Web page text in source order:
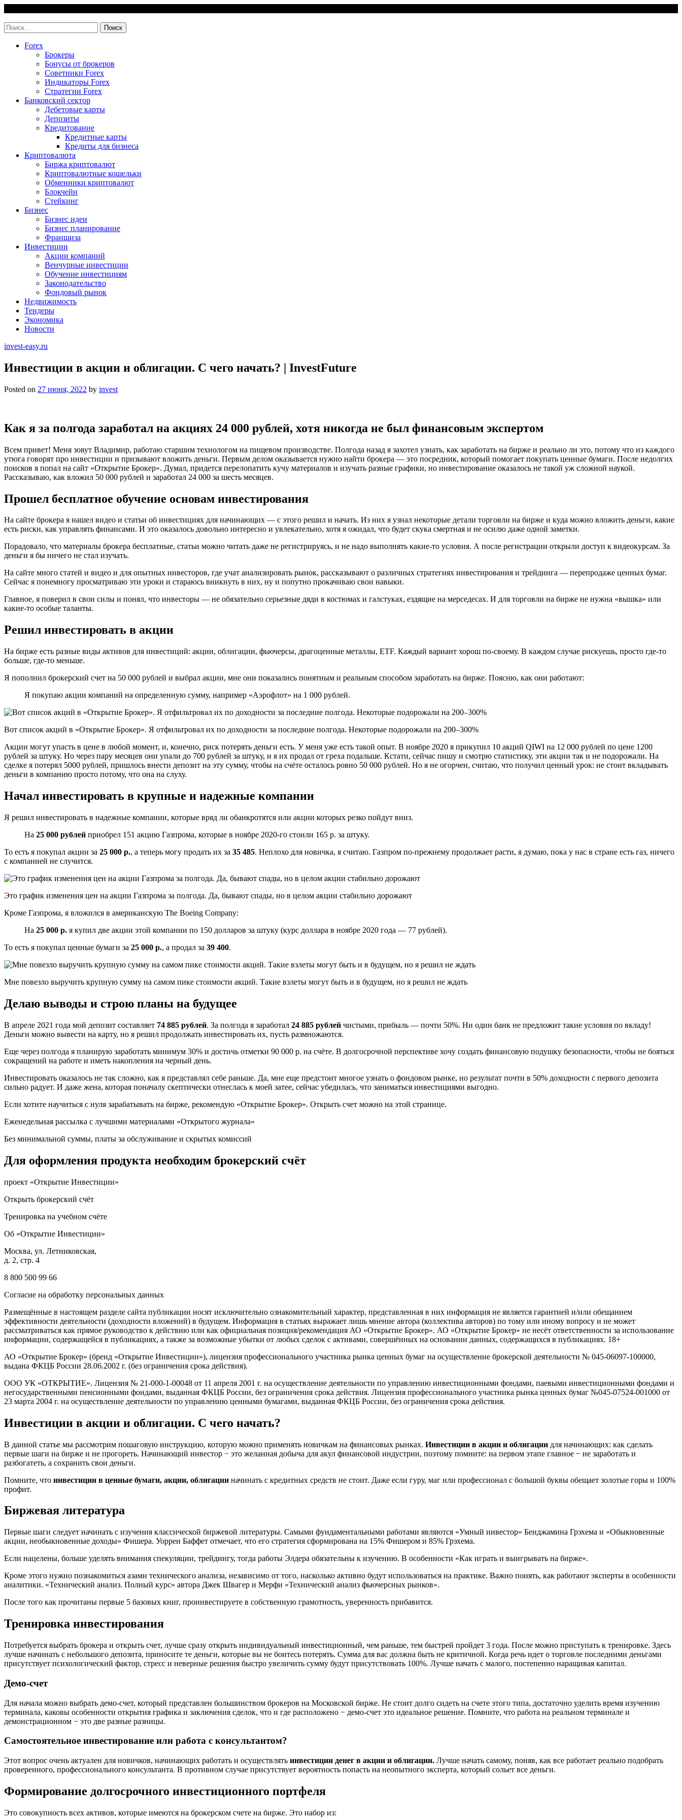
content
Найти:
Forex
Брокеры
Бонусы от брокеров
Советники Forex
Индикаторы Forex
Стратегии Forex
Банковский сектор
Дебетовые карты
Депозиты
Кредитование
Кредитные карты
Кредиты для бизнеса
Криптовалюта
Биржа криптовалют
Криптовалютные кошельки
Обменники криптовалют
Блокчейн
Стейкинг
Бизнес
Бизнес идеи
Бизнес планирование
Франшиза
Инвестиции
Акции компаний
Венчурные инвестиции
Обучение инвестициям
Законодательство
Фондовый рынок
Недвижимость
Тендеры
Экономика
Новости
invest-easy.ru
Инвестиции в акции и облигации. С чего начать? | InvestFuture
Posted on 27 июня, 2022 by invest
Как я за полгода заработал на акциях 24 000 рублей, хотя никогда не был финансовым экспертом
Всем привет! Меня зовут Владимир, работаю старшим технологом на пищевом производстве. Полгода назад я захотел узнать, как заработать на бирже и реально ли это, потому что из каждого
утюга говорят про инвестиции и призывают вложить деньги. Первым делом оказывается нужно найти брокера — это посредник, который помогает покупать ценные бумаги. После недолгих
поисков я попал на сайт «Открытие Брокер». Думал, придется перелопатить кучу материалов и изучать разные графики, но инвестирование оказалось не такой уж сложной наукой.
Рассказываю, как вложил 50 000 рублей и заработал 24 000 за шесть месяцев.
Прошел бесплатное обучение основам инвестирования
На сайте брокера я нашел видео и статьи об инвестициях для начинающих — с этого решил и начать. Из них я узнал некоторые детали торговли на бирже и куда можно вложить деньги, какие
есть риски, как управлять финансами. И это оказалось довольно интересно и увлекательно, хотя я ожидал, что будет скука смертная и не осилю даже одной заметки.
Порадовало, что материалы брокера бесплатные, статьи можно читать даже не регистрируясь, и не надо выполнять какие-то условия. А после регистрации открыли доступ к видеокурсам. За
деньги я бы ничего не стал изучать.
На сайте много статей и видео и для опытных инвесторов, где учат анализировать рынок, рассказывают о различных стратегиях инвестирования и трейдинга — перепродаже ценных бумаг.
Сейчас я понемногу просматриваю эти уроки и стараюсь вникнуть в них, ну и попутно прокачиваю свои навыки.
Главное, я поверил в свои силы и понял, что инвесторы — не обязательно серьезные дяди в костюмах и галстуках, ездящие на мерседесах. И для торговли на бирже не нужна «вышка» или
какие-то особые таланты.
Решил инвестировать в акции
На бирже есть разные виды активов для инвестиций: акции, облигации, фьючерсы, драгоценные металлы, ETF. Каждый вариант хорош по-своему. В каждом случае рискуешь, просто где-то
больше, где-то меньше.
Я пополнил брокерский счет на 50 000 рублей и выбрал акции, мне они показались понятным и реальным способом заработать на бирже. Поясню, как они работают:
Я покупаю акции компаний на определенную сумму, например «Аэрофлот» на 1 000 рублей.
Вот список акций в «Открытие Брокер». Я отфильтровал их по доходности за последние полгода. Некоторые подорожали на 200–300%
Акции могут упасть в цене в любой момент, и, конечно, риск потерять деньги есть. У меня уже есть такой опыт. В ноябре 2020 я прикупил 10 акций QIWI на 12 000 рублей по цене 1200
рублей за штуку. Но через пару месяцев они упали до 700 рублей за штуку, и я их продал от греха подальше. Кстати, сейчас пишу и смотрю статистику, эти акции так и не подорожали. На
сделке я потерял 5000 рублей, пришлось внести депозит на эту сумму, чтобы на счёте осталось ровно 50 000 рублей. Но я не огорчен, считаю, что получил ценный урок: не стоит вкладывать
деньги в компанию просто потому, что она на слуху.
Начал инвестировать в крупные и надежные компании
Я решил инвестировать в надежные компании, которые вряд ли обанкротятся или акции которых резко пойдут вниз.
На 25 000 рублей приобрел 151 акцию Газпрома, которые в ноябре 2020-го стоили 165 р. за штуку.
То есть я покупал акции за 25 000 р., а теперь могу продать их за 35 485. Неплохо для новичка, я считаю. Газпром по-прежнему продолжает расти, я думаю, пока у нас в стране есть газ, ничего
с компанией не случится.
Это график изменения цен на акции Газпрома за полгода. Да, бывают спады, но в целом акции стабильно дорожают
Кроме Газпрома, я вложился в американскую The Boeing Company:
На 25 000 р. я купил две акции этой компании по 150 долларов за штуку (курс доллара в ноябре 2020 года — 77 рублей).
То есть я покупал ценные бумаги за 25 000 р., а продал за 39 400.
Мне повезло выручить крупную сумму на самом пике стоимости акций. Такие взлеты могут быть и в будущем, но я решил не ждать
Делаю выводы и строю планы на будущее
В апреле 2021 года мой депозит составляет 74 885 рублей. За полгода я заработал 24 885 рублей чистыми, прибыль — почти 50%. Ни один банк не предложит такие условия по вкладу!
Деньги можно вывести на карту, но я решил продолжать инвестировать их, пусть размножаются.
Еще через полгода я планирую заработать минимум 30% и достичь отметки 90 000 р. на счёте. В долгосрочной перспективе хочу создать финансовую подушку безопасности, чтобы не бояться
сокращений на работе и иметь накопления на черный день.
Инвестировать оказалось не так сложно, как я представлял себе раньше. Да, мне еще предстоит многое узнать о фондовом рынке, но результат почти в 50% доходности с первого депозита
сильно радует. И даже жена, которая поначалу скептически отнеслась к моей затее, сейчас убедилась, что заниматься инвестициями выгодно.
Если хотите научиться с нуля зарабатывать на бирже, рекомендую «Открытие Брокер». Открыть счет можно на этой странице.
Еженедельная рассылка с лучшими материалами «Открытого журнала»
Без минимальной суммы, платы за обслуживание и скрытых комиссий
Для оформления продукта необходим брокерский счёт
проект «Открытие Инвестиции»
Открыть брокерский счёт
Тренировка на учебном счёте
Об «Открытие Инвестиции»
Москва, ул. Летниковская,
д. 2, стр. 4
8 800 500 99 66
Согласие на обработку персональных данных
Размещённые в настоящем разделе сайта публикации носят исключительно ознакомительный характер, представленная в них информация не является гарантией и/или обещанием
эффективности деятельности (доходности вложений) в будущем. Информация в статьях выражает лишь мнение автора (коллектива авторов) по тому или иному вопросу и не может
рассматриваться как прямое руководство к действию или как официальная позиция/рекомендация АО «Открытие Брокер». АО «Открытие Брокер» не несёт ответственности за использование
информации, содержащейся в публикациях, а также за возможные убытки от любых сделок с активами, совершённых на основании данных, содержащихся в публикациях. 18+
АО «Открытие Брокер» (бренд «Открытие Инвестиции»), лицензия профессионального участника рынка ценных бумаг на осуществление брокерской деятельности № 045-06097-100000,
выдана ФКЦБ России 28.06.2002 г. (без ограничения срока действия).
ООО УК «ОТКРЫТИЕ». Лицензия № 21-000-1-00048 от 11 апреля 2001 г. на осуществление деятельности по управлению инвестиционными фондами, паевыми инвестиционными фондами и
негосударственными пенсионными фондами, выданная ФКЦБ России, без ограничения срока действия. Лицензия профессионального участника рынка ценных бумаг №045-07524-001000 от
23 марта 2004 г. на осуществление деятельности по управлению ценными бумагами, выданная ФКЦБ России, без ограничения срока действия.
Инвестиции в акции и облигации. С чего начать?
В данной статье мы рассмотрим пошаговую инструкцию, которую можно применять новичкам на финансовых рынках. Инвестиции в акции и облигации для начинающих: как сделать
первые шаги на бирже и не прогореть. Начинающий инвестор − это желанная добыча для акул финансовой индустрии, поэтому помните: на первом этапе главное − не заработать и
разбогатеть, а сохранить свои деньги.
Помните, что инвестиции в ценные бумаги, акции, облигации начинать с кредитных средств не стоит. Даже если гуру, маг или профессионал с большой буквы обещает золотые горы и 100%
профит.
Биржевая литература
Первые шаги следует начинать с изучения классической биржевой литературы. Самыми фундаментальными работами являются «Умный инвестор» Бенджамина Грэхема и «Обыкновенные
акции, необыкновенные доходы» Фишера. Уоррен Баффет отмечает, что его стратегия сформирована на 15% Фишером и 85% Грэхема.
Если нацелены, больше уделять внимания спекуляции, трейдингу, тогда работы Элдера обязательны к изучению. В особенности «Как играть и выигрывать на бирже».
Кроме этого нужно познакомиться азами технического анализа, независимо от того, насколько активно будут использоваться на практике. Важно понять, как работают эксперты в особенности
аналитики. «Технический анализ. Полный курс» автора Джек Швагер и Мерфи «Технический анализ фьючерсных рынков».
После того как прочитаны первые 5 базовых книг, проинвестируете в собственную грамотность, уверенность прибавится.
Тренировка инвестирования
Потребуется выбрать брокера и открыть счет, лучше сразу открыть индивидуальный инвестиционный, чем раньше, тем быстрей пройдет 3 года. После можно приступать к тренировке. Здесь
лучше начинать с небольшого депозита, приносите те деньги, которые вы не боитесь потерять. Сумма для вас должна быть не критичной. Когда речь идет о торговле последними деньгами
присутствует психологический фактор, стресс и неверные решения быстро увеличить сумму будут присутствовать 100%. Лучше начать с малого, постепенно наращивая капитал.
Демо-счет
Для начала можно выбрать демо-счет, который представлен большинством брокеров на Московской бирже. Не стоит долго сидеть на счете этого типа, достаточно уделить время изучению
терминала, каковы особенности открытия графика и заключения сделок, что и где расположено − демо-счет это идеальное решение. Помните, что работа на реальном терминале и
демонстрационном − это две разные разницы.
Самостоятельное инвестирование или работа с консультантом?
Этот вопрос очень актуален для новичков, начинающих работать и осуществлять инвестиции денег в акции и облигации. Лучше начать самому, поняв, как все работает реально подобрать
проверенного, профессионального консультанта. В противном случае присутствует вероятность попасть на неопытного эксперта, который сольет все деньги.
Формирование долгосрочного инвестиционного портфеля
Это совокупность всех активов, которые имеются на брокерском счете на бирже. Это набор из: